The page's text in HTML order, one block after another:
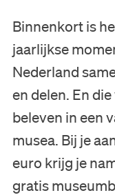
Binnenkort is
jaarlijkse
Nederland
en delen. En
beleven in een
musea. Bij je
euro krijg je
gratis